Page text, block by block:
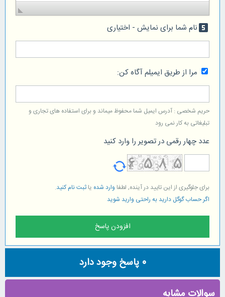
looks_5نام شما برای نمایش - اختیاری
مرا از طریق ایمیلم آگاه کن:
حریم شخصی : آدرس ایمیل شما محفوظ میماند و برای استفاده های تجاری و
تبلیغاتی به کار نمی رود
عدد چهار رقمی در تصویر را وارد کنید
برای جلوگیری از این تایید در آینده, لطفا وارد شده یاثبت نام کنید.
اگر حساب گوگل دارید به راحتی وارید شوید
0 پاسخ وجود دارد
سوالات مشابه